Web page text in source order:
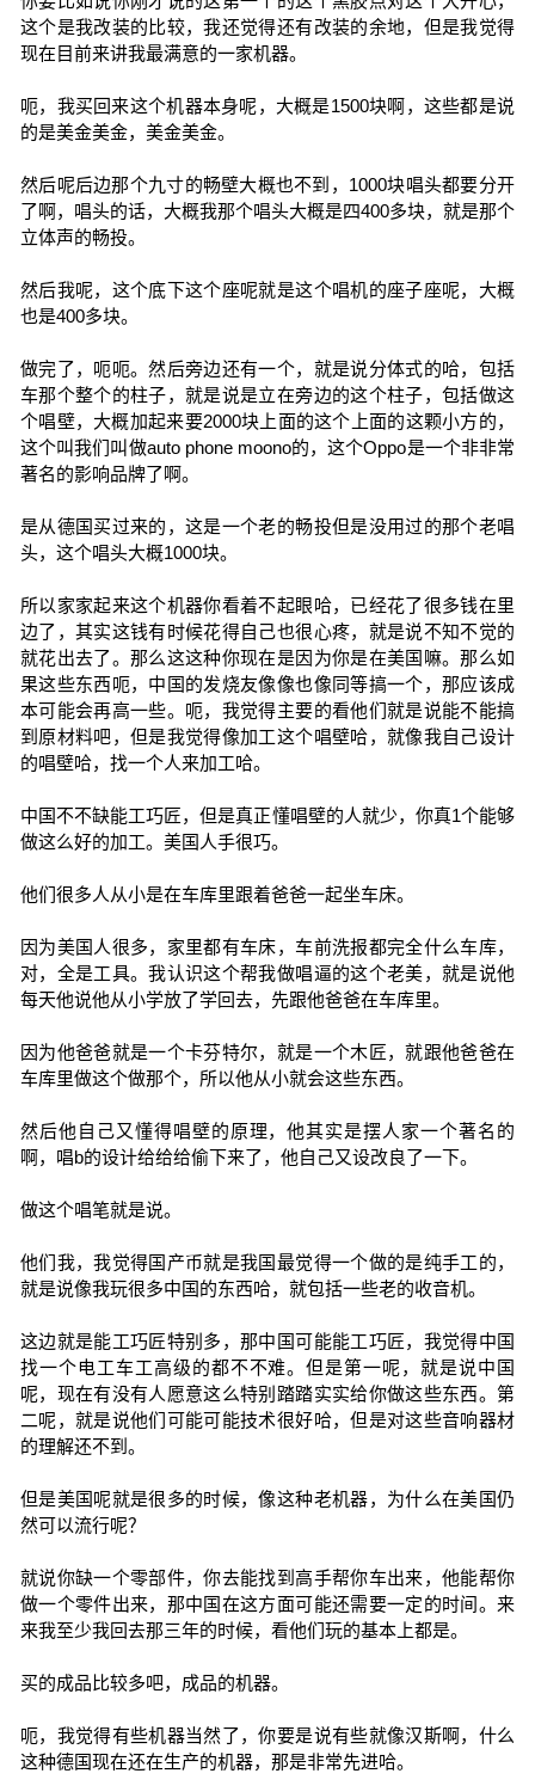
这个是我改装的比较，我还觉得还有改装的余地，但是我觉得
现在目前来讲我最满意的一家机器。
呃，我买回来这个机器本身呢，大概是1500块啊，这些都是说
的是美金美金，美金美金。
然后呢后边那个九寸的畅壁大概也不到，1000块唱头都要分开
了啊，唱头的话，大概我那个唱头大概是四400多块，就是那个
立体声的畅投。
然后我呢，这个底下这个座呢就是这个唱机的座子座呢，大概
也是400多块。
做完了，呃呃。然后旁边还有一个，就是说分体式的哈，包括
车那个整个的柱子，就是说是立在旁边的这个柱子，包括做这
个唱壁，大概加起来要2000块上面的这个上面的这颗小方的，
这个叫我们叫做auto phone moono的，这个Oppo是一个非非常
著名的影响品牌了啊。
是从德国买过来的，这是一个老的畅投但是没用过的那个老唱
头，这个唱头大概1000块。
所以家家起来这个机器你看着不起眼哈，已经花了很多钱在里
边了，其实这钱有时候花得自己也很心疼，就是说不知不觉的
就花出去了。那么这这种你现在是因为你是在美国嘛。那么如
果这些东西呃，中国的发烧友像像也像同等搞一个，那应该成
本可能会再高一些。呃，我觉得主要的看他们就是说能不能搞
到原材料吧，但是我觉得像加工这个唱壁哈，就像我自己设计
的唱壁哈，找一个人来加工哈。
中国不不缺能工巧匠，但是真正懂唱壁的人就少，你真1个能够
做这么好的加工。美国人手很巧。
他们很多人从小是在车库里跟着爸爸一起坐车床。
因为美国人很多，家里都有车床，车前洗报都完全什么车库，
对，全是工具。我认识这个帮我做唱逼的这个老美，就是说他
每天他说他从小学放了学回去，先跟他爸爸在车库里。
因为他爸爸就是一个卡芬特尔，就是一个木匠，就跟他爸爸在
车库里做这个做那个，所以他从小就会这些东西。
然后他自己又懂得唱壁的原理，他其实是摆人家一个著名的
啊，唱b的设计给给给偷下来了，他自己又设改良了一下。
做这个唱笔就是说。
他们我，我觉得国产币就是我国最觉得一个做的是纯手工的，
就是说像我玩很多中国的东西哈，就包括一些老的收音机。
这边就是能工巧匠特别多，那中国可能能工巧匠，我觉得中国
找一个电工车工高级的都不不难。但是第一呢，就是说中国
呢，现在有没有人愿意这么特别踏踏实实给你做这些东西。第
二呢，就是说他们可能可能技术很好哈，但是对这些音响器材
的理解还不到。
但是美国呢就是很多的时候，像这种老机器，为什么在美国仍
然可以流行呢？
就说你缺一个零部件，你去能找到高手帮你车出来，他能帮你
做一个零件出来，那中国在这方面可能还需要一定的时间。来
来我至少我回去那三年的时候，看他们玩的基本上都是。
买的成品比较多吧，成品的机器。
呃，我觉得有些机器当然了，你要是说有些就像汉斯啊，什么
这种德国现在还在生产的机器，那是非常先进哈。